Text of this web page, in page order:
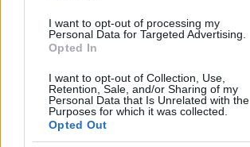
I want to opt-out of processing my
Personal Data for Targeted Advertising.
Opted In
I want to opt-out of Collection, Use,
Retention, Sale, and/or Sharing of my
Personal Data that Is Unrelated with the
Purposes for which it was collected.
Opted Out